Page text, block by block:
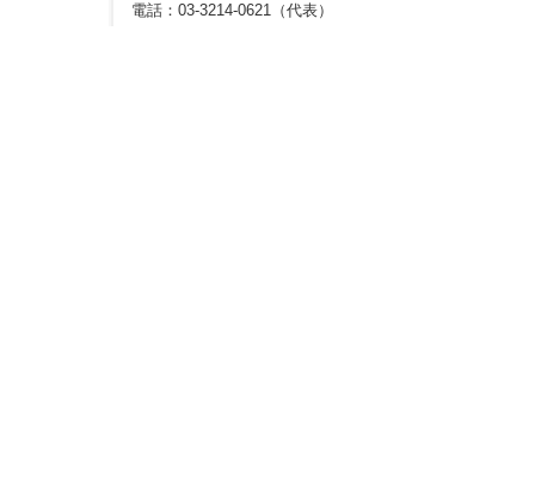
電話：03-3214-0621（代表）